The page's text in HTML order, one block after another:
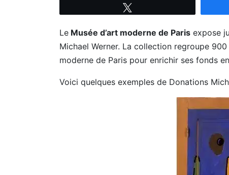
Le Musée d’art moderne de Paris expose
Michael Werner. La collection regroupe
moderne de Paris pour enrichir ses fonds
Voici quelques exemples de Donations